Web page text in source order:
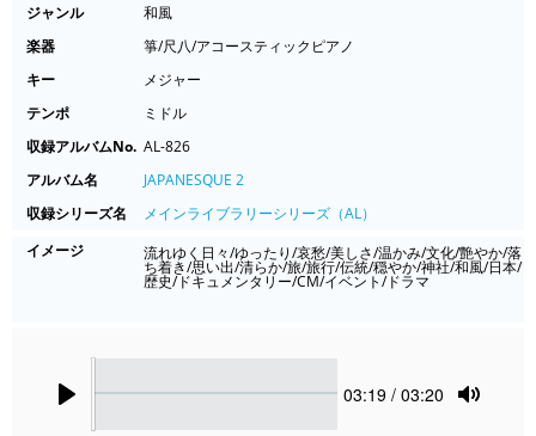
ジャンル
和風
楽器
箏/尺八/アコースティックピアノ
キー
メジャー
テンポ
ミドル
収録アルバムNo. AL-826
アルバム名
JAPANESQUE 2
収録シリーズ名
メインライブラリーシリーズ（AL）
イメージ
流れゆく日々/ゆったり/哀愁/美しさ/温かみ/文化/艶やか/落
ち着き/思い出/清らか/旅/旅行/伝統/穏やか/神社/和風/日本/
歴史/ドキュメンタリー/CM/イベント/ドラマ
Current
03:19 / 03:20